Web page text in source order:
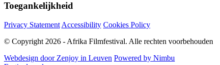
Toegankelijkheid
Privacy Statement Accessibility Cookies Policy
© Copyright 2026 - Afrika Filmfestival. Alle rechten voorbehouden
Webdesign door Zenjoy in Leuven Powered by Nimbu